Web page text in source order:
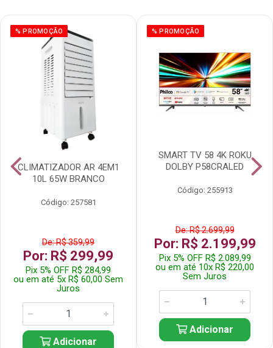
% PROMOÇÃO
CLIMATIZADOR AR 4EM1
10L 65W BRANCO
Código: 257581
De: R$ 359,99
Por: R$ 299,99
Pix 5% OFF R$ 284,99
ou em até 5x R$ 60,00 Sem
Juros
Adicionar
% PROMOÇÃO
SMART TV 58 4K ROKU
DOLBY P58CRALED
Código: 255913
De: R$ 2.699,99
Por: R$ 2.199,99
Pix 5% OFF R$ 2.089,99
ou em até 10x R$ 220,00
Sem Juros
Adicionar